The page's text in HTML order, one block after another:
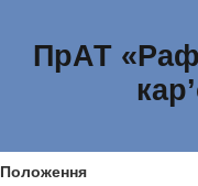
ПрАТ
Положення